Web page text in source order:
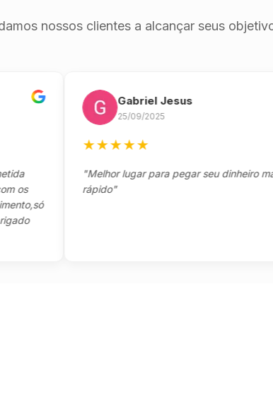
nossos clientes a alcançar seus
Gabriel Jesus
25/09/2025
★★★
"Melhor lugar para pegar seu dinheiro mais
rápido"